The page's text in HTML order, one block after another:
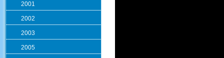
2001
2002
2003
2005